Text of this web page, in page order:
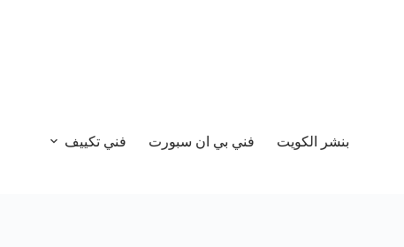
بنشر الكويت فني بي ان سبورت فني تكييف